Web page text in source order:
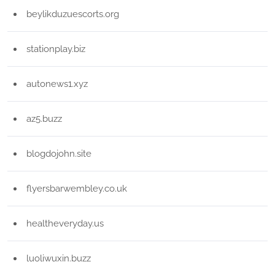
beylikduzuescorts.org
stationplay.biz
autonews1.xyz
az5.buzz
blogdojohn.site
flyersbarwembley.co.uk
healtheveryday.us
luoliwuxin.buzz